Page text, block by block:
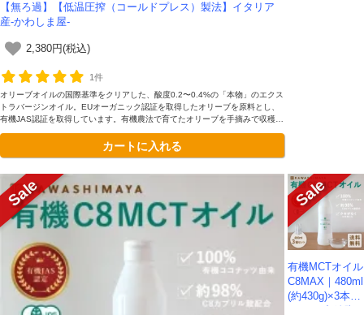
【無ろ過】【低温圧搾（コールドプレス）製法】イタリア
産-かわしま屋-
2,380円(税込)
1件
オリーブオイルの国際基準をクリアした、酸度0.2〜0.4%の「本物」のエクス
トラバージンオイル。EUオーガニック認証を取得したオリーブを原料とし、
有機JAS認証を取得しています。有機農法で育てたオリーブを手摘みで収穫
リーブに含まれているポリフェノールなどの栄養を丸ごと摂取できます。
カートに入れる
有機MCTオイル
C8MAX｜480ml
(約430g)×3本セ